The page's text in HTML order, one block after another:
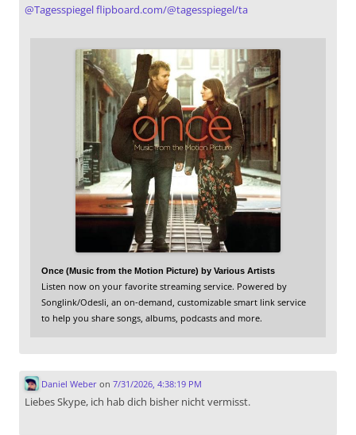
@Tagesspiegelflipboard.com/@tagesspiegel/ta
Once (Music from the Motion Picture) by Various Artists
Listen now on your favorite streaming service. Powered by
Songlink/Odesli, an on-demand, customizable smart link service
to help you share songs, albums, podcasts and more.
Daniel Weberon 7/31/2026, 4:38:19 PM
Liebes Skype, ich hab dich bisher nicht vermisst.